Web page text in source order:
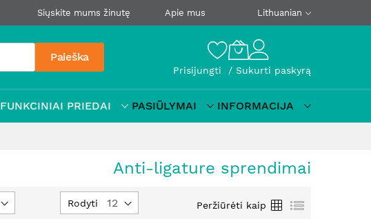
Siųskite mums žinutę Apie mus Lithuanian
Paieška
Prisijungti Sukurti paskyrą
FUNKCINIAI PRIEDAI PASIŪLYMAI
INFORMACIJA
Anti-ligature sprendimai
Rodyti Peržiūrėti kaip
TinklelisSąrašas